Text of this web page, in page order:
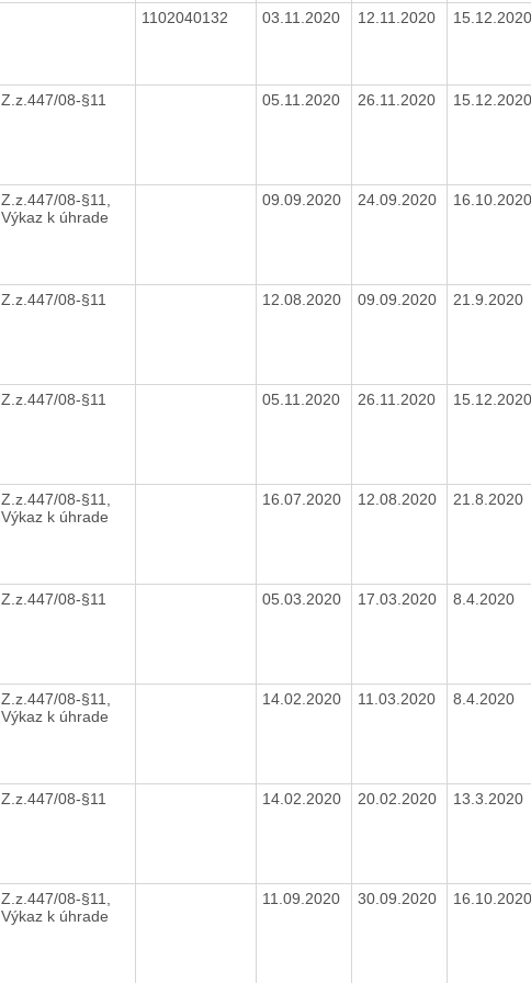
1102040132 03.11.2020 12.11.2020
Z.z.447/08-§11 05.11.2020 26.11.2020
Z.z.447/08-§11,
Výkaz k úhrade
09.09.2020 24.09.2020
Z.z.447/08-§11 12.08.2020 09.09.2020 21.9.2020
Z.z.447/08-§11 05.11.2020 26.11.2020
Z.z.447/08-§11,
Výkaz k úhrade
16.07.2020 12.08.2020 21.8.2020
Z.z.447/08-§11 05.03.2020 17.03.2020 8.4.2020
Z.z.447/08-§11,
Výkaz k úhrade
14.02.2020 11.03.2020 8.4.2020
Z.z.447/08-§11 14.02.2020 20.02.2020 13.3.2020
Z.z.447/08-§11,
Výkaz k úhrade
11.09.2020 30.09.2020